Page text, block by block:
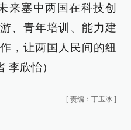
来塞中两国在科技创
、青年培训、能力建
，让两国人民间的纽
李欣怡）
[ 责编：丁玉冰 ]